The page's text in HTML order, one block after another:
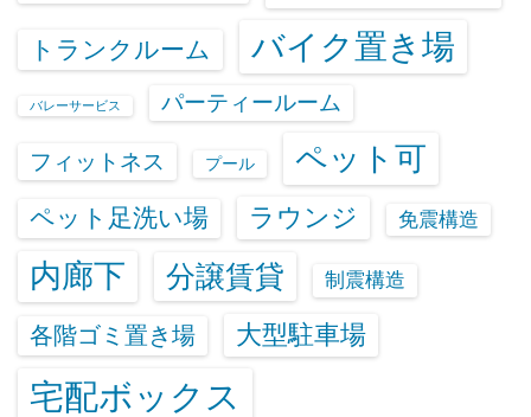
トランクルーム バイク置き場
バレーサービス パーティールーム
フィットネス プール ペット可
ペット足洗い場 ラウンジ 免震構造
内廊下 分譲賃貸 制震構造
各階ゴミ置き場 大型駐車場
宅配ボックス